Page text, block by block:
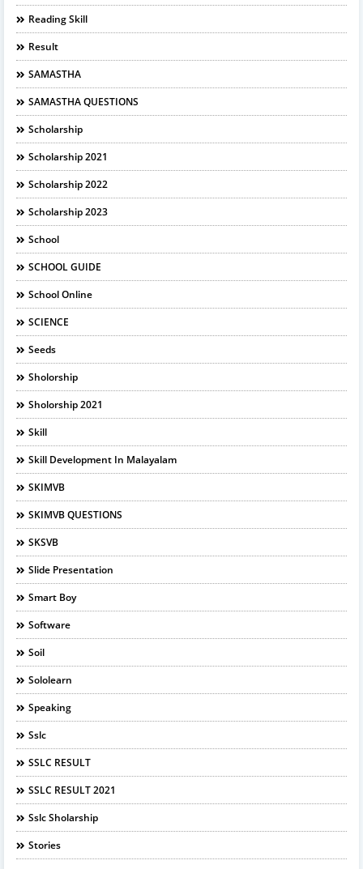
Reading Skill
Result
SAMASTHA
SAMASTHA QUESTIONS
Scholarship
Scholarship 2021
Scholarship 2022
Scholarship 2023
School
SCHOOL GUIDE
School Online
SCIENCE
Seeds
Sholorship
Sholorship 2021
Skill
Skill Development In Malayalam
SKIMVB
SKIMVB QUESTIONS
SKSVB
Slide Presentation
Smart Boy
Software
Soil
Sololearn
Speaking
Sslc
SSLC RESULT
SSLC RESULT 2021
Sslc Sholarship
Stories